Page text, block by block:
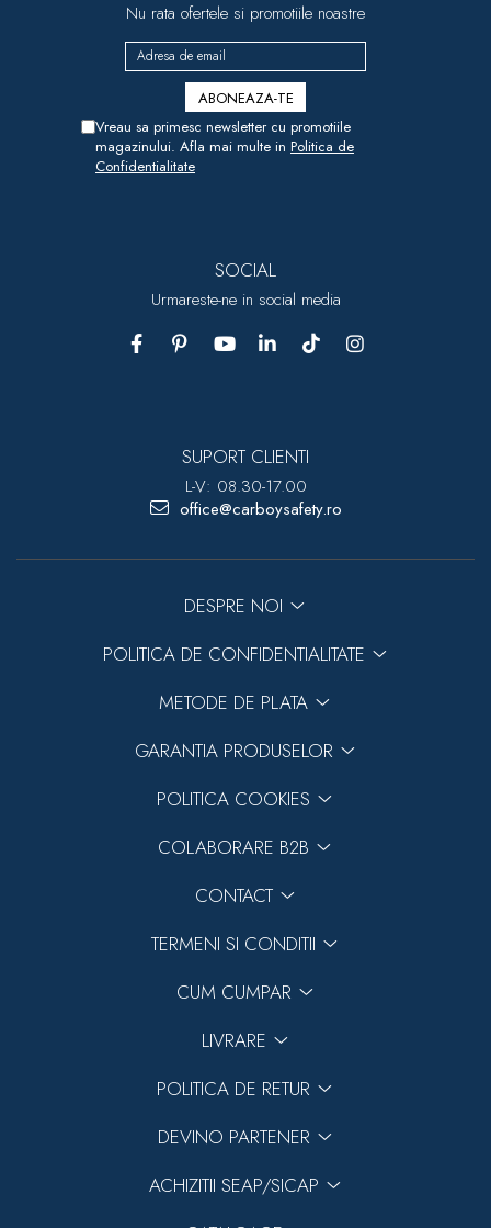
Nu rata ofertele si promotiile noastre
Vreau sa primesc newsletter cu promotiile
magazinului. Afla mai multe in Politica de
Confidentialitate
SOCIAL
Urmareste-ne in social media
SUPORT CLIENTI
L-V: 08.30-17.00
office@carboysafety.ro
DESPRE NOI
POLITICA DE CONFIDENTIALITATE
METODE DE PLATA
GARANTIA PRODUSELOR
POLITICA COOKIES
COLABORARE B2B
CONTACT
TERMENI SI CONDITII
CUM CUMPAR
LIVRARE
POLITICA DE RETUR
DEVINO PARTENER
ACHIZITII SEAP/SICAP